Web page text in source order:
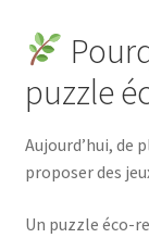
puzzle
Aujourd’hui, de
proposer des
Un puzzle éco-